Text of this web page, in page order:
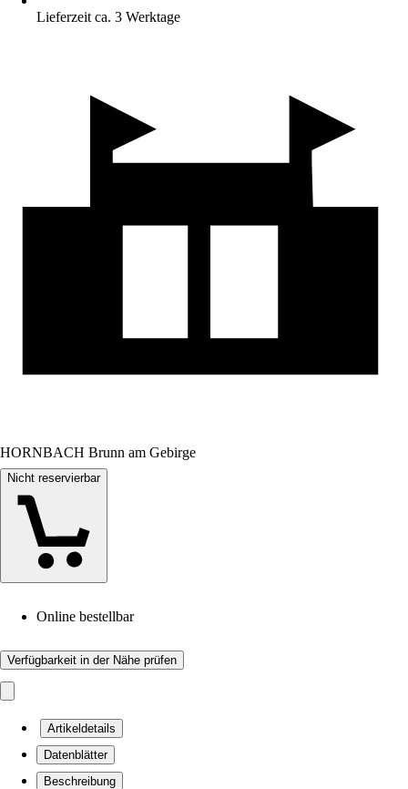
Lieferzeit ca. 3 Werktage
HORNBACH Brunn am Gebirge
Nicht reservierbar
Online bestellbar
Verfügbarkeit in der Nähe prüfen
Artikeldetails
Datenblätter
Beschreibung